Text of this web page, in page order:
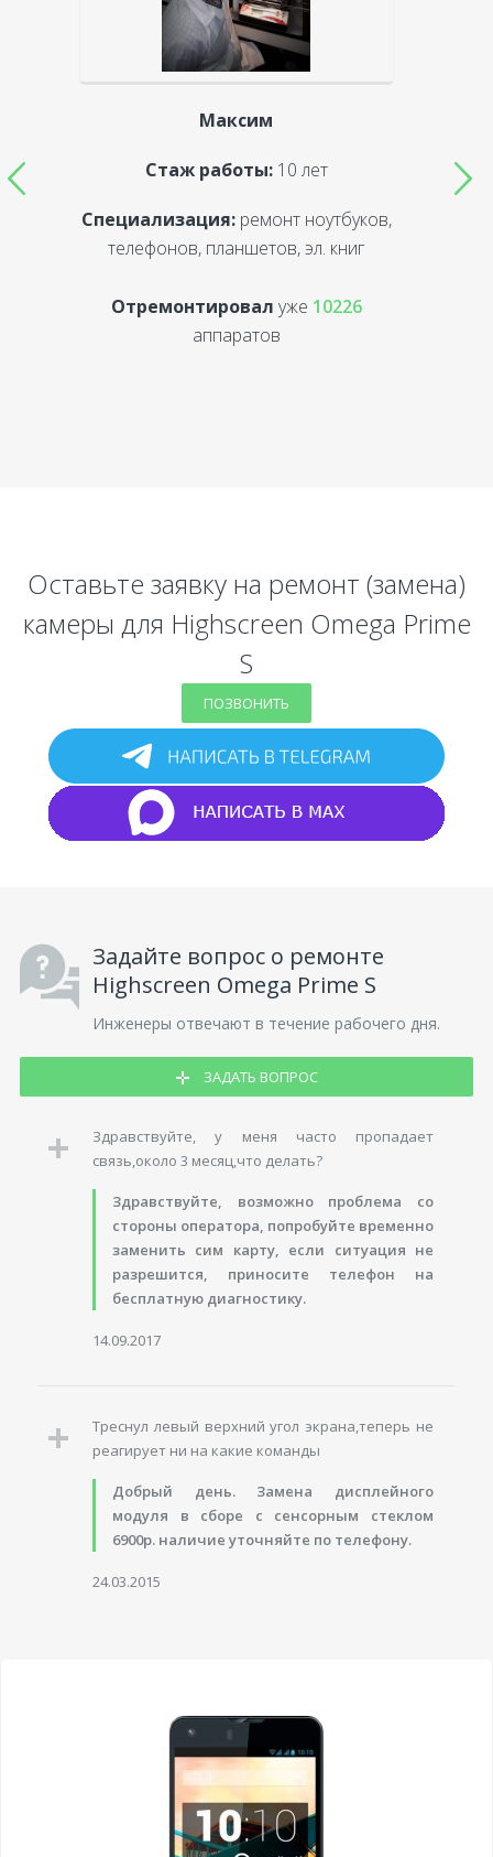
Максим
Стаж работы:10 лет
Специализация:ремонт ноутбуков,
телефонов, планшетов, эл. книг
Отремонтировал уже 10226
аппаратов
Оставьте заявку на ремонт (замена)
камеры для Highscreen Omega Prime
S
ПОЗВОНИТЬ
Задайте вопрос о ремонте
Highscreen Omega Prime S
Инженеры отвечают в течение рабочего дня.
ЗАДАТЬ ВОПРОС
Здравствуйте, у меня часто пропадает
связь,около 3 месяц,что делать?
Здравствуйте, возможно проблема со
стороны оператора, попробуйте временно
заменить сим карту, если ситуация не
разрешится, приносите телефон на
бесплатную диагностику.
14.09.2017
Треснул левый верхний угол экрана,теперь не
реагирует ни на какие команды
Добрый день. Замена дисплейного
модуля в сборе с сенсорным стеклом
6900р. наличие уточняйте по телефону.
24.03.2015